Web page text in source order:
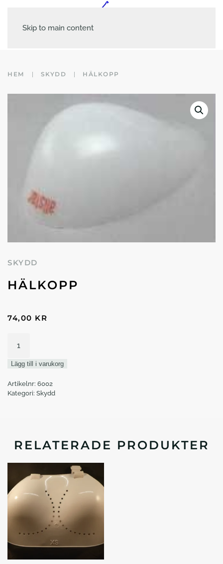
Skip to main content
HEM SKYDD HÄLKOPP
SKYDD
HÄLKOPP
74,00 KR
mängd
Lägg till i varukorg
Artikelnr: 6002
Kategori: Skydd
RELATERADE PRODUKTER